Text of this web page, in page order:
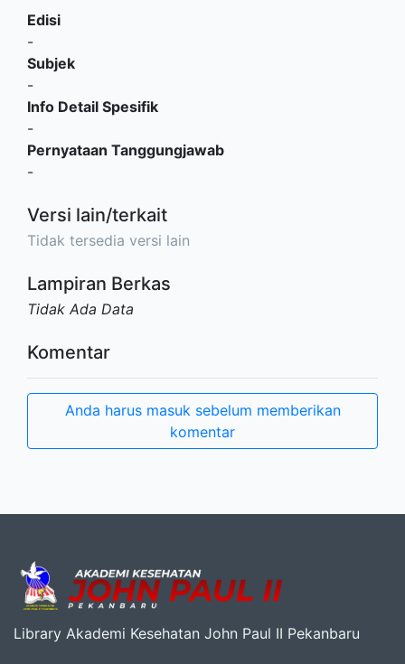
Edisi
-
Subjek
-
Info Detail Spesifik
-
Pernyataan Tanggungjawab
-
Versi lain/terkait
Tidak tersedia versi lain
Lampiran Berkas
Tidak Ada Data
Komentar
Anda harus masuk sebelum memberikan
komentar
Library Akademi Kesehatan John Paul II Pekanbaru